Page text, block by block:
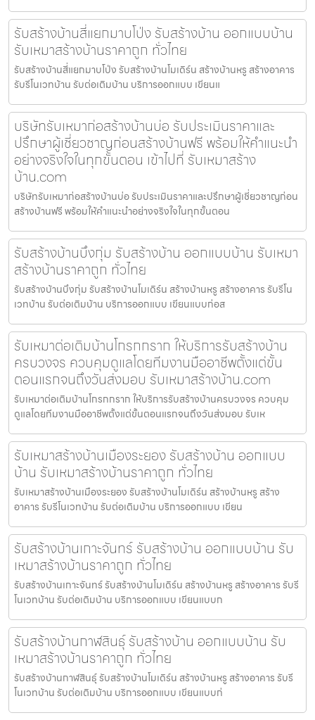
รับสร้างบ้านสี่แยกมาบโป่ง รับสร้างบ้าน ออกแบบบ้าน
รับเหมาสร้างบ้านราคาถูก ทั่วไทย
รับสร้างบ้านสี่แยกมาบโป่ง รับสร้างบ้านโมเดิร์น สร้างบ้านหรู สร้างอาคาร
รับรีโนเวทบ้าน รับต่อเติมบ้าน บริการออกแบบ เขียนแ
บริษัทรับเหมาก่อสร้างบ้านบ่อ รับประเมินราคาและ
ปรึกษาผู้เชี่ยวชาญก่อนสร้างบ้านฟรี พร้อมให้คำแนะนำ
อย่างจริงใจในทุกขั้นตอน เข้าไปที่ รับเหมาสร้าง
บ้าน.com
บริษัทรับเหมาก่อสร้างบ้านบ่อ รับประเมินราคาและปรึกษาผู้เชี่ยวชาญก่อน
สร้างบ้านฟรี พร้อมให้คำแนะนำอย่างจริงใจในทุกขั้นตอน
รับสร้างบ้านบึงกุ่ม รับสร้างบ้าน ออกแบบบ้าน รับเหมา
สร้างบ้านราคาถูก ทั่วไทย
รับสร้างบ้านบึงกุ่ม รับสร้างบ้านโมเดิร์น สร้างบ้านหรู สร้างอาคาร รับรีโน
เวทบ้าน รับต่อเติมบ้าน บริการออกแบบ เขียนแบบก่อส
รับเหมาต่อเติมบ้านโกรกกราก ให้บริการรับสร้างบ้าน
ครบวงจร ควบคุมดูแลโดยทีมงานมืออาชีพตั้งแต่ขั้น
ตอนแรกจนถึงวันส่งมอบ รับเหมาสร้างบ้าน.com
รับเหมาต่อเติมบ้านโกรกกราก ให้บริการรับสร้างบ้านครบวงจร ควบคุม
ดูแลโดยทีมงานมืออาชีพตั้งแต่ขั้นตอนแรกจนถึงวันส่งมอบ รับเห
รับเหมาสร้างบ้านเมืองระยอง รับสร้างบ้าน ออกแบบ
บ้าน รับเหมาสร้างบ้านราคาถูก ทั่วไทย
รับเหมาสร้างบ้านเมืองระยอง รับสร้างบ้านโมเดิร์น สร้างบ้านหรู สร้าง
อาคาร รับรีโนเวทบ้าน รับต่อเติมบ้าน บริการออกแบบ เขียน
รับสร้างบ้านเกาะจันทร์ รับสร้างบ้าน ออกแบบบ้าน รับ
เหมาสร้างบ้านราคาถูก ทั่วไทย
รับสร้างบ้านเกาะจันทร์ รับสร้างบ้านโมเดิร์น สร้างบ้านหรู สร้างอาคาร รับรี
โนเวทบ้าน รับต่อเติมบ้าน บริการออกแบบ เขียนแบบก
รับสร้างบ้านกาฬสินธุ์ รับสร้างบ้าน ออกแบบบ้าน รับ
เหมาสร้างบ้านราคาถูก ทั่วไทย
รับสร้างบ้านกาฬสินธุ์ รับสร้างบ้านโมเดิร์น สร้างบ้านหรู สร้างอาคาร รับรี
โนเวทบ้าน รับต่อเติมบ้าน บริการออกแบบ เขียนแบบก่